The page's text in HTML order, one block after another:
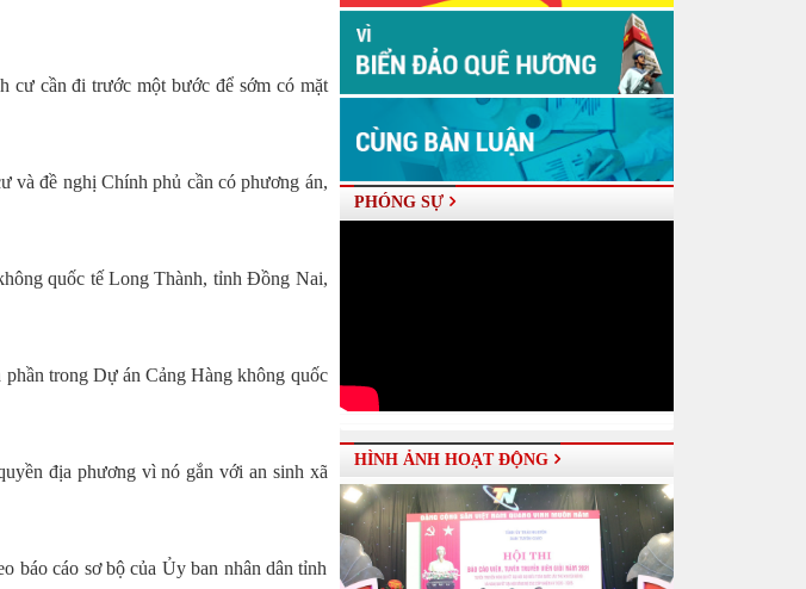
cư cần đi trước một bước để sớm có mặt
và đề nghị Chính phủ cần có phương án,
quốc tế Long Thành, tỉnh Đồng Nai,
trong Dự án Cảng Hàng không quốc
địa phương vì nó gắn với an sinh xã
báo cáo sơ bộ của Ủy ban nhân dân tỉnh
PHÓNG SỰ
HÌNH ẢNH HOẠT ĐỘNG